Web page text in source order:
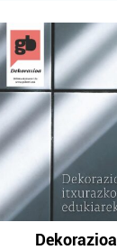
Dekorazioa